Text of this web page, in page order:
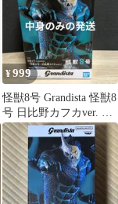
¥999
怪獣8号 Grandista 怪獣8
号 日比野カフカver. フ
ィギュア